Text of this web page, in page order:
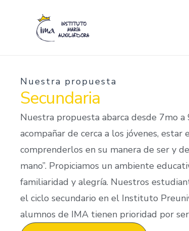
contenido
Nuestra propuesta
Secundaria
Nuestra propuesta abarca desde 7mo
acompañar de cerca a los jóvenes,
comprenderlos en su manera de ser y
mano”. Propiciamos un ambiente
familiaridad y alegría. Nuestros
el ciclo secundario en el Instituto
alumnos de IMA tienen prioridad por ser